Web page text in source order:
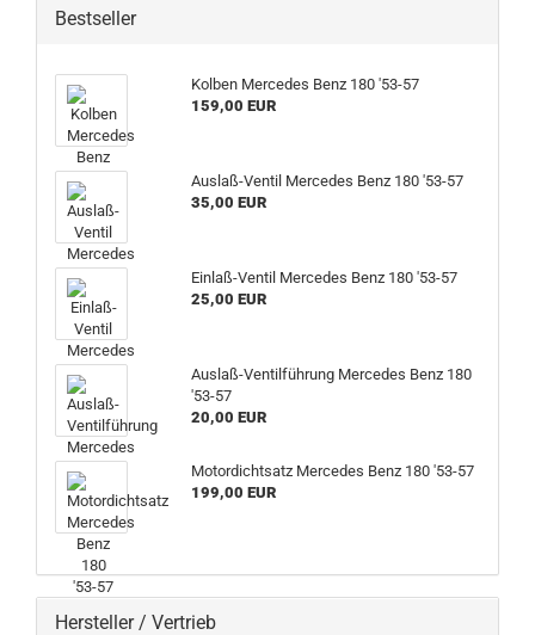
Bestseller
Kolben Mercedes Benz 180 '53-57
159,00 EUR
Auslaß-Ventil Mercedes Benz 180 '53-57
35,00 EUR
Einlaß-Ventil Mercedes Benz 180 '53-57
25,00 EUR
Auslaß-Ventilführung Mercedes Benz 180
'53-57
20,00 EUR
Motordichtsatz Mercedes Benz 180 '53-57
199,00 EUR
Hersteller / Vertrieb